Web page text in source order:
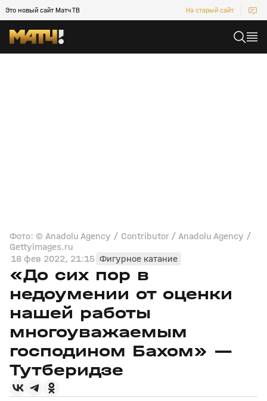
Это новый сайт Матч ТВ На старый сайт
Фото: © Anadolu Agency / Contributor / Anadolu Agency /
Gettyimages.ru
18 фев 2022, 21:15 Фигурное катание
«До сих пор в
недоумении от оценки
нашей работы
многоуважаемым
господином Бахом» —
Тутберидзе